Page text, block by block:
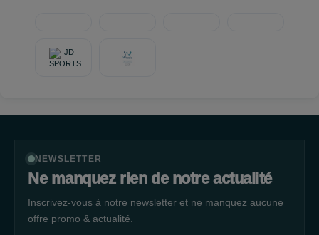
NEWSLETTER
Ne manquez rien de notre actualité
Inscrivez-vous à notre newsletter et ne manquez aucune
offre promo & actualité.